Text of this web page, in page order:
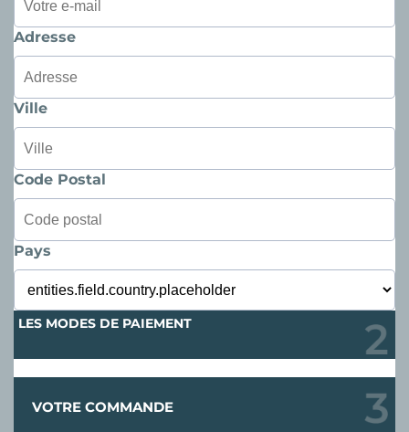
Adresse
Ville
Code Postal
Pays
LES MODES DE PAIEMENT
VOTRE COMMANDE